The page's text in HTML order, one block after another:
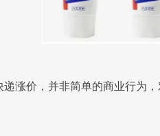
递涨价，并非简单的商业行为